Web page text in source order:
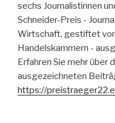
sechs Journalistinnen
Schneider-Preis -
Wirtschaft, gestiftet
Handelskammern -
Erfahren Sie mehr über
ausgezeichneten
https://